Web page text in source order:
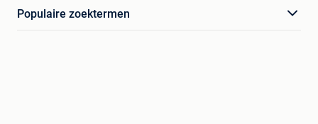
Populaire zoektermen